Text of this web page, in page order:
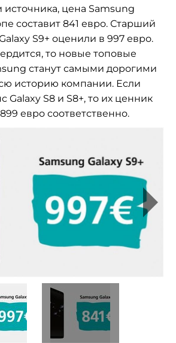
цена Samsung
составит 841 евро. Старший
S9+ оценили в 997 евро.
то новые топовые
станут самыми дорогими
историю компании. Если
Galaxy S8 и S8+, то их ценник
евро соответственно.